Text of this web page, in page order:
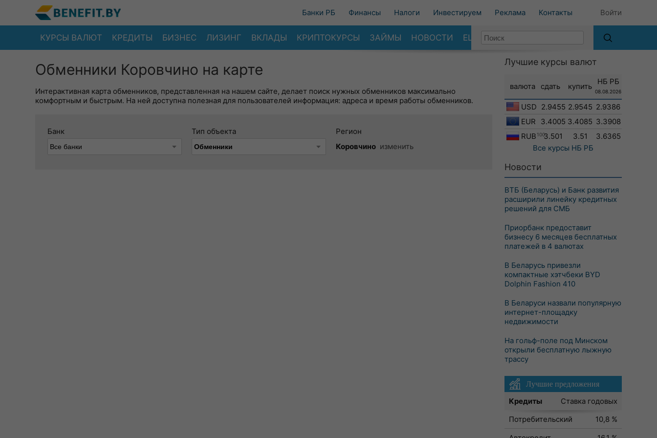
Банки РБ Финансы Налоги Инвестируем Реклама Контакты Войти
КУРСЫ ВАЛЮТ КРЕДИТЫ БИЗНЕС ЛИЗИНГ ВКЛАДЫ КРИПТОКУРСЫ ЗАЙМЫ НОВОСТИ ЕЩЕ
Обменники Коровчино на карте
Интерактивная карта обменников, представленная на нашем сайте, делает поиск нужных обменников максимально
комфортным и быстрым. На ней доступна полезная для пользователей информация: адреса и время работы обменников.
Банк Тип объекта
Регион
Коровчино изменить
Лучшие курсы валют
валюта сдать купить
НБ РБ
08.08.2026
USD 2.9455 2.9545 2.9386
EUR
3.4005 3.4085 3.3908
RUB 1003.501 3.51
3.6365
Все курсы НБ РБ
Новости
ВТБ (Беларусь) и Банк развития
расширили линейку кредитных
решений для СМБ
Приорбанк предоставит
бизнесу 6 месяцев бесплатных
платежей в 4 валютах
В Беларусь привезли
компактные хэтчбеки BYD
Dolphin Fashion 410
В Беларуси назвали популярную
интернет-площадку
недвижимости
На гольф-поле под Минском
открыли бесплатную лыжную
трассу
Лучшие предложения
Кредиты
Ставка годовых
Потребительский
10,8 %